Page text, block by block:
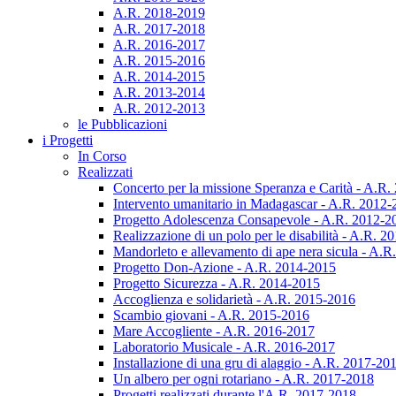
A.R. 2018-2019
A.R. 2017-2018
A.R. 2016-2017
A.R. 2015-2016
A.R. 2014-2015
A.R. 2013-2014
A.R. 2012-2013
le Pubblicazioni
i Progetti
In Corso
Realizzati
Concerto per la missione Speranza e Carità - A.R.
Intervento umanitario in Madagascar - A.R. 2012-
Progetto Adolescenza Consapevole - A.R. 2012-
Realizzazione di un polo per le disabilità - A.R.
Mandorleto e allevamento di ape nera sicula -
Progetto Don-Azione - A.R. 2014-2015
Progetto Sicurezza - A.R. 2014-2015
Accoglienza e solidarietà - A.R. 2015-2016
Scambio giovani - A.R. 2015-2016
Mare Accogliente - A.R. 2016-2017
Laboratorio Musicale - A.R. 2016-2017
Installazione di una gru di alaggio - A.R. 2017-
Un albero per ogni rotariano - A.R. 2017-2018